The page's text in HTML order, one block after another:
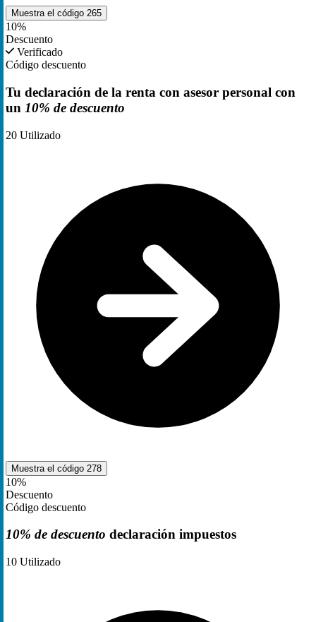
Muestra el código 265
10%
Descuento
Verificado
Código descuento
Tu declaración de la renta con asesor personal con
un 10% de descuento
20 Utilizado
Muestra el código 278
10%
Descuento
Código descuento
10% de descuento declaración impuestos
10 Utilizado